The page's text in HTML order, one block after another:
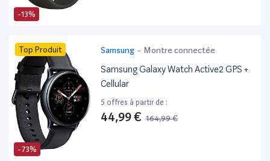
-13%
-73%
Top Produit Samsung - Montre connectée
Samsung Galaxy Watch Active2 GPS +
Cellular
5 offres à partir de :
44,99 € 164,99 €